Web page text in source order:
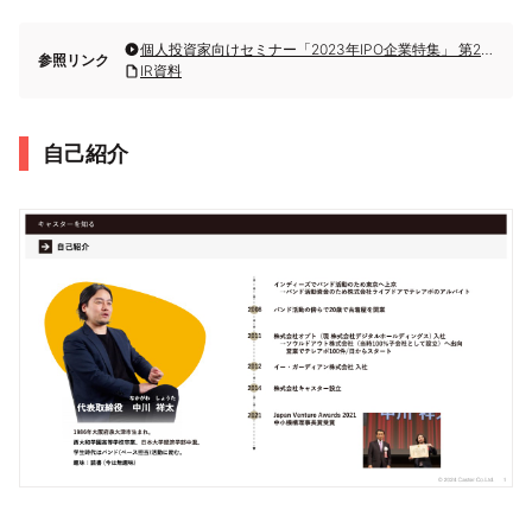
参照リンク
個人投資家向けセミナー「2023年IPO企業特集」 第2部・株式会社キャスター
IR資料
自己紹介